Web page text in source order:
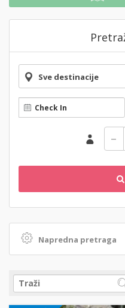
Sve destinacije
Napredna pretraga